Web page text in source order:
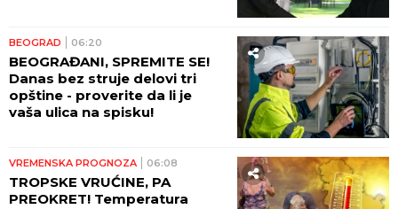
BEOGRAD 06:20
BEOGRAĐANI, SPREMITE SE!
Danas bez struje delovi tri
opštine - proverite da li je
vaša ulica na spisku!
VREMENSKA PROGNOZA 06:08
TROPSKE VRUĆINE, PA
PREOKRET! Temperatura